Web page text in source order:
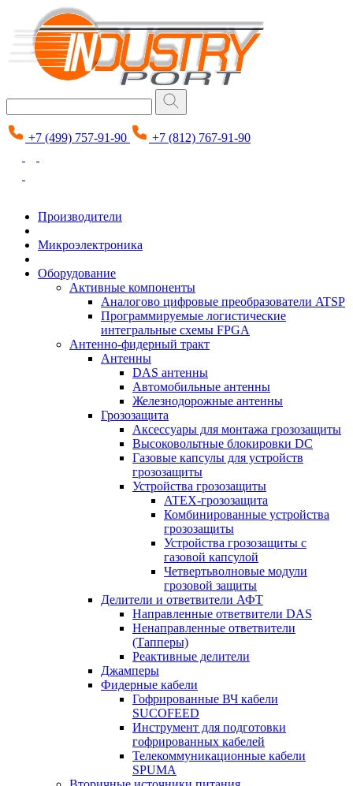
+7 (499) 757-91-90 +7 (812) 767-91-90
Производители
Микроэлектроника
Оборудование
Активные компоненты
Аналогово цифровые преобразователи ATSP
Программируемые логистические
интегральные схемы FPGA
Антенно-фидерный тракт
Антенны
DAS антенны
Автомобильные антенны
Железнодорожные антенны
Грозозащита
Аксессуары для монтажа грозозащиты
Высоковольтные блокировки DC
Газовые капсулы для устройств
грозозащиты
Устройства грозозащиты
ATEX-грозозащита
Комбинированные устройства
грозозащиты
Устройства грозозащиты с
газовой капсулой
Четвертьволновые модули
грозовой защиты
Делители и ответвители АФТ
Направленные ответвители DAS
Ненаправленные ответвители
(Тапперы)
Реактивные делители
Джамперы
Фидерные кабели
Гофрированные ВЧ кабели
SUCOFEED
Инструмент для подготовки
гофрированных кабелей
Телекоммуникационные кабели
SPUMA